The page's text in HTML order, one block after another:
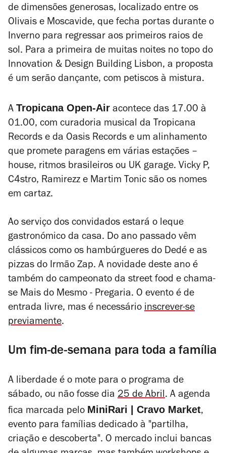
de dimensões generosas, localizado entre os
Olivais e Moscavide, que fecha portas durante o
Inverno para regressar aos primeiros raios de
sol. Para a primeira de muitas noites no topo do
Innovation & Design Building Lisbon, a proposta
é um serão dançante, com petiscos à mistura.
A Tropicana Open-Air acontece das 17.00 à
01.00, com curadoria musical da Tropicana
Records e da Oasis Records e um alinhamento
que promete paragens em várias estações –
house, ritmos brasileiros ou UK garage. Vicky P,
C4stro, Ramirezz e Martim Tonic são os nomes
em cartaz.
Ao serviço dos convidados estará o leque
gastronómico da casa. Do ano passado vêm
clássicos como os hambúrgueres do Dedé e as
pizzas do Irmão Zap. A novidade deste ano é
também do campeonato da street food e chama-
se Mais do Mesmo - Pregaria. O evento é de
entrada livre, mas é necessário inscrever-se
previamente.
Um fim-de-semana para toda a família
A liberdade é o mote para o programa de
sábado, ou não fosse dia 25 de Abril. A agenda
fica marcada pelo MiniRari | Cravo Market,
evento para famílias dedicado à "partilha,
criação e descoberta". O mercado inclui bancas